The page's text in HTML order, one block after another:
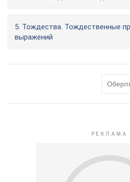
5. Тождества. Тождественные
выражений